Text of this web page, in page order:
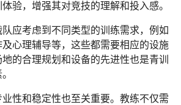
验，增强其对竞技的理解和投入感。
应考虑到不同类型的训练需求，例如
心理辅导等，这些都需要相应的设施
的合理规划和设备的先进性也是青训
性和稳定性也至关重要。教练不仅需